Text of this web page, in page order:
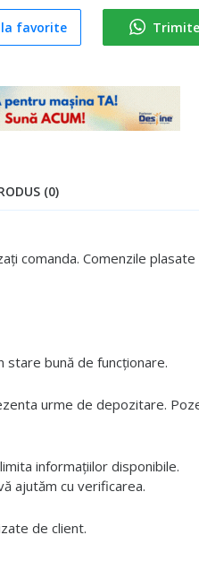
la favorite
comanda. Comenzile
bună de funcționare.
urme de depozitare.
informațiilor disponibile.
ajutăm cu verificarea.
de client.
(0)